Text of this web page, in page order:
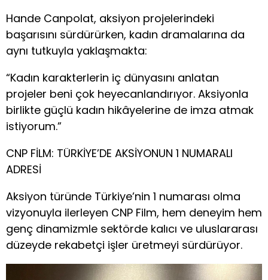
Hande Canpolat, aksiyon projelerindeki
başarısını sürdürürken, kadın dramalarına da
aynı tutkuyla yaklaşmakta:
“Kadın karakterlerin iç dünyasını anlatan
projeler beni çok heyecanlandırıyor. Aksiyonla
birlikte güçlü kadın hikâyelerine de imza atmak
istiyorum.”
CNP FİLM: TÜRKİYE’DE AKSİYONUN 1 NUMARALI
ADRESİ
Aksiyon türünde Türkiye’nin 1 numarası olma
vizyonuyla ilerleyen CNP Film, hem deneyim hem
genç dinamizmle sektörde kalıcı ve uluslararası
düzeyde rekabetçi işler üretmeyi sürdürüyor.